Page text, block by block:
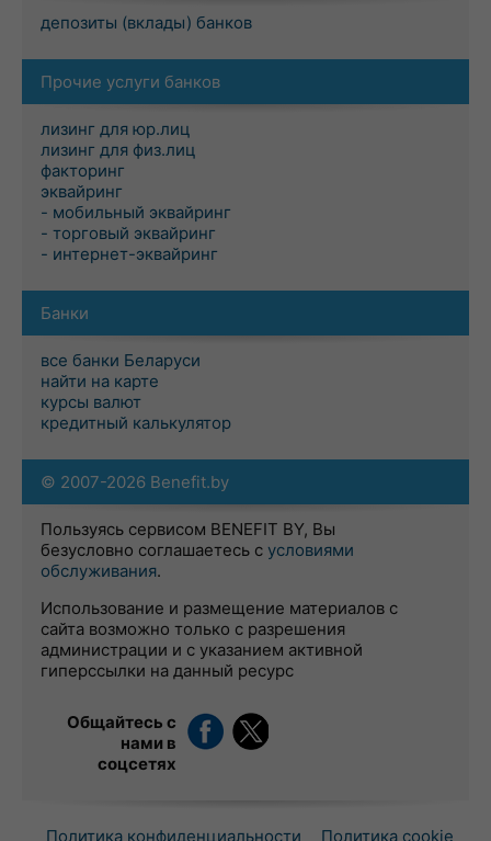
депозиты (вклады) банков
Прочие услуги банков
лизинг для юр.лиц
лизинг для физ.лиц
факторинг
эквайринг
- мобильный эквайринг
- торговый эквайринг
- интернет-эквайринг
Банки
все банки Беларуси
найти на карте
курсы валют
кредитный калькулятор
© 2007-2026 Benefit.by
Пользуясь сервисом BENEFIT BY, Вы
безусловно соглашаетесь с условиями
обслуживания.
Использование и размещение материалов с
сайта возможно только с разрешения
администрации и с указанием активной
гиперссылки на данный ресурс
Общайтесь с
нами в
соцсетях
Политика конфиденциальности Политика cookie